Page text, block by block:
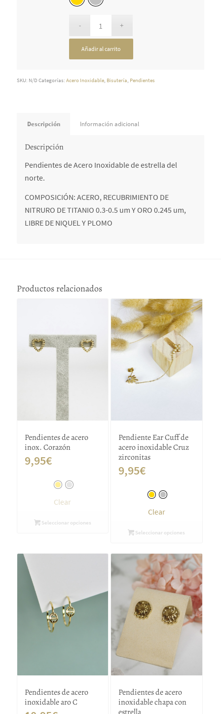
Añadir al carrito
SKU: N/D Categorías: Acero Inoxidable, Bisutería, Pendientes
Descripción Información adicional
Descripción
Pendientes de Acero Inoxidable de estrella del
norte.
COMPOSICIÓN: ACERO, RECUBRIMIENTO DE
NITRURO DE TITANIO 0.3-0.5 um Y ORO 0.245 um,
LIBRE DE NIQUEL Y PLOMO
Productos relacionados
Pendientes de acero
inox. Corazón
9,95€
Clear
Seleccionar opciones
Pendiente Ear Cuff de
acero inoxidable Cruz
zirconitas
9,95€
Clear
Seleccionar opciones
Pendientes de acero
inoxidable aro C
Pendientes de acero
inoxidable chapa con